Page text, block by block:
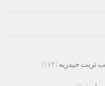
تربت حیدریه (۱۷۴)